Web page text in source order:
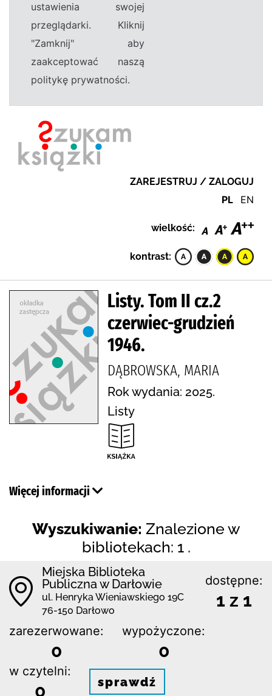
ustawienia swojej
przeglądarki. Kliknij
"Zamknij" aby
zaakceptować naszą
politykę prywatności.
ZAREJESTRUJ / ZALOGUJ
PL EN
wielkość:
kontrast:
Listy. Tom II cz.2
czerwiec-grudzień
1946.
DĄBROWSKA, MARIA
Rok wydania: 2025.
Listy
Więcej informacji
Wyszukiwanie: Znalezione w
bibliotekach: 1 .
Miejska Biblioteka
Publiczna w Darłowie
ul. Henryka Wieniawskiego 19C
76-150 Darłowo
dostępne:
1 z 1
zarezerwowane:
0
wypożyczone:
0
w czytelni:
0 sprawdź